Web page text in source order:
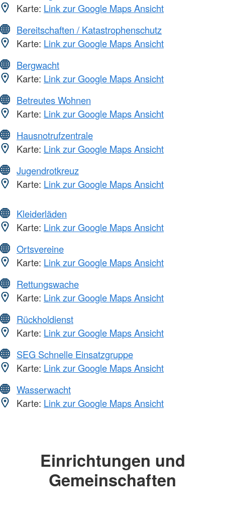
Karte: Link zur Google Maps Ansicht
Bereitschaften / Katastrophenschutz
Karte: Link zur Google Maps Ansicht
Bergwacht
Karte: Link zur Google Maps Ansicht
Betreutes Wohnen
Karte: Link zur Google Maps Ansicht
Hausnotrufzentrale
Karte: Link zur Google Maps Ansicht
Jugendrotkreuz
Karte: Link zur Google Maps Ansicht
Kleiderläden
Karte: Link zur Google Maps Ansicht
Ortsvereine
Karte: Link zur Google Maps Ansicht
Rettungswache
Karte: Link zur Google Maps Ansicht
Rückholdienst
Karte: Link zur Google Maps Ansicht
SEG Schnelle Einsatzgruppe
Karte: Link zur Google Maps Ansicht
Wasserwacht
Karte: Link zur Google Maps Ansicht
Einrichtungen und
Gemeinschaften